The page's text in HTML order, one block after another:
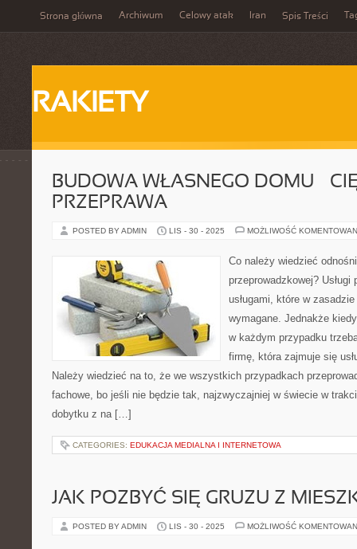
Strona główna Archiwum Celowy atak Iran Spis Treści
RAKIETY
BUDOWA WŁASNEGO DOMU –
PRZEPRAWA
POSTED BY ADMIN LIS - 30 - 2025 MOŻLIWOŚĆ
Co należy wiedzieć
przeprowadzkowej?
usługami, które w
wymagane. Jednakże
w każdym przypadku
firmę, która zajmuje się
Należy wiedzieć na to, że we wszystkich przypadkach
fachowe, bo jeśli nie będzie tak, najzwyczajniej w świecie w
dobytku z na […]
CATEGORIES: EDUKACJA MEDIALNA I INTERNETOWA
JAK POZBYĆ SIĘ GRUZU Z
POSTED BY ADMIN LIS - 30 - 2025 MOŻLIWOŚĆ